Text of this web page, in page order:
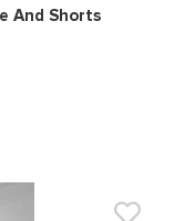
0
And Shorts